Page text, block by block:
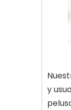
y